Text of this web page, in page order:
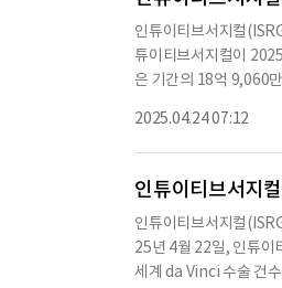
가 2년 이내에 발생하
이 회사의 완전한 청산
며, 각 제안은 다음과
의 주요 경영진 보상에
0표가 찬성하여 승인
인튜이티브서지컬
튜이티브서지컬이
은 기간의 18억 9,060
은 기간의 62만 7,000
튜이티브서지컬의 제품
시스템은 이러한 목표
년 같은 기간의 313대
영향도 있다.회사는
31일 기준 8억 8,300만
주요 요인이다.회사는
2025.04.24 07:12
인튜이티브서지
인튜이티브서지컬
25년 4월 22일, 인튜이
세계 da Vinci 수술 건